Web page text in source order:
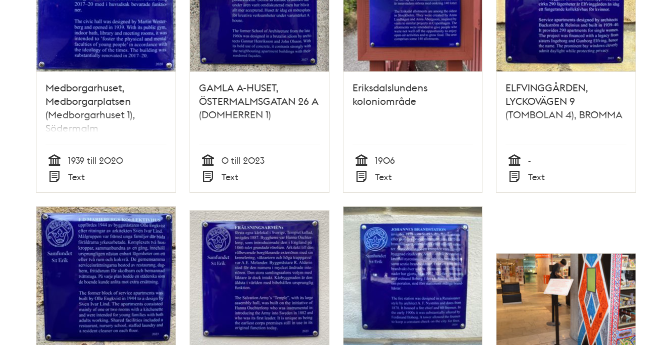
Medborgarhuset,
Medborgarplatsen
(Medborgarhuset 1),
Södermalm
Tid
1939 till 2020
Typ
Text
GAMLA A-HUSET,
ÖSTERMALMSGATAN 26 A
(DOMHERREN 1)
Tid
0 till 2023
Typ
Text
Eriksdalslundens
koloniområde
Tid
1906
Typ
Text
ELFVINGGÅRDEN,
LYCKOVÄGEN 9
(TOMBOLAN 4), BROMMA
Tid
-
Typ
Text